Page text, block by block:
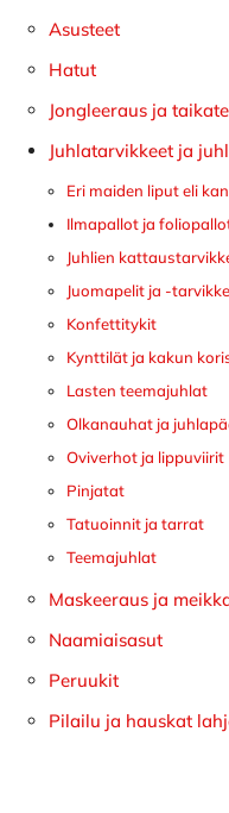
sivupalkki
Asusteet
Hatut
Jongleeraus ja
Juhlatarvikkeet ja
Eri maiden liput eli
Ilmapallot ja
Juhlien
Juomapelit ja -
Konfettitykit
Kynttilät ja kakun
Lasten teemajuhlat
Olkanauhat ja
Oviverhot ja lippuviirit
Pinjatat
Tatuoinnit ja tarrat
Teemajuhlat
Maskeeraus ja
Naamiaisasut
Peruukit
Pilailu ja hauskat